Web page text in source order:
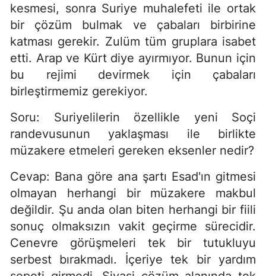
kesmesi, sonra Suriye muhalefeti ile ortak
bir çözüm bulmak ve çabaları birbirine
katması gerekir. Zulüm tüm gruplara isabet
etti. Arap ve Kürt diye ayırmıyor. Bunun için
bu rejimi devirmek için çabaları
birleştirmemiz gerekiyor.
Soru: Suriyelilerin özellikle yeni Soçi
randevusunun yaklaşması ile birlikte
müzakere etmeleri gereken eksenler nedir?
Cevap: Bana göre ana şartı Esad'ın gitmesi
olmayan herhangi bir müzakere makbul
değildir. Şu anda olan biten herhangi bir fiili
sonuç olmaksızın vakit geçirme sürecidir.
Cenevre görüşmeleri tek bir tutukluyu
serbest bırakmadı. İçeriye tek bir yardım